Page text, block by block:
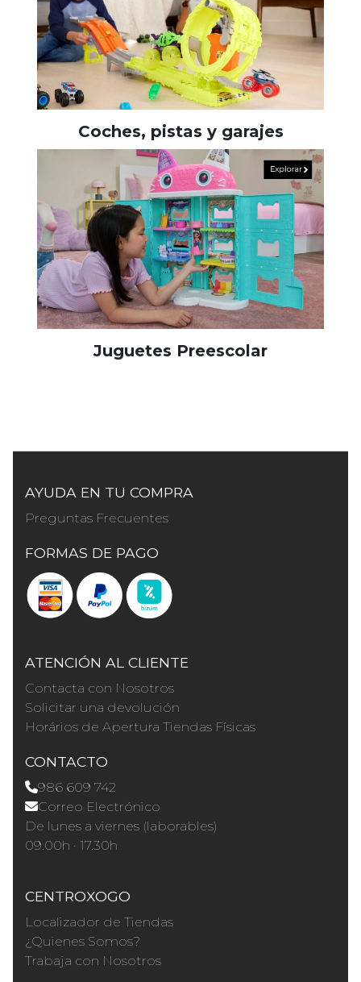
Coches, pistas y garajes
Juguetes Preescolar
AYUDA EN TU COMPRA
Preguntas Frecuentes
FORMAS DE PAGO
ATENCIÓN AL CLIENTE
Contacta con Nosotros
Solicitar una devolución
Horários de Apertura Tiendas Físicas
CONTACTO
986 609 742
Correo Electrónico
De lunes a viernes (laborables)
09.00h · 17.30h
CENTROXOGO
Localizador de Tiendas
¿Quienes Somos?
Trabaja con Nosotros